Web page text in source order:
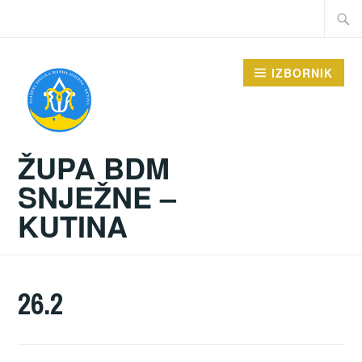
Traži:
ŽUPA BDM
SNJEŽNE –
KUTINA
IZBORNIK
26.2